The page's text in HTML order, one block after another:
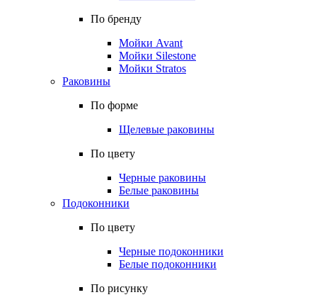
По бренду
Мойки Avant
Мойки Silestone
Мойки Stratos
Раковины
По форме
Щелевые раковины
По цвету
Черные раковины
Белые раковины
Подоконники
По цвету
Черные подоконники
Белые подоконники
По рисунку